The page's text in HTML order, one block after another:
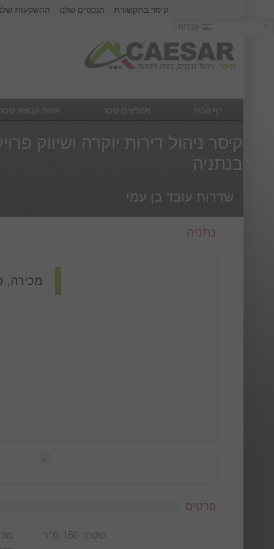
שם משתמש : סיסמא :
ההשקעות הנכסים שלנו
קיסר בתקשורת
עִבְרִית
דף הבית ממליצים קיסר אודות קבוצת
קיסר ניהול דירות יוקרה ושיווק
בנתניה
שדרות עובד בן עמי
נתניה
מכירה,
פרטים
שטח: 150 מ''ר
עִבְרִית